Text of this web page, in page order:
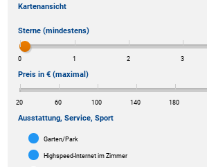
Kartenansicht
Sterne (mindestens)
0 1 2 3
Preis in € (maximal)
20 60 100 140 180
Ausstattung, Service, Sport
Garten/Park
Highspeed-Internet im Zimmer